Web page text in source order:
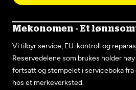
Mekonomen - Et
Vi tilbyr service, EU-kontroll og
Reservedelene som brukes holder
fortsatt og stempelet i serviceboka fra
hos et merkeverksted.